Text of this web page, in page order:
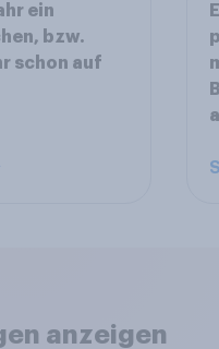
ein
bzw.
schon auf
anzeigen